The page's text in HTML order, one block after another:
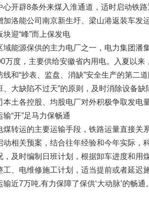
心开辟8条外来煤入淮通道，适时启动铁
加洛能公司南京新生圩、梁山港返装车发
块迎“峰”而上保发电
域能源保供的主力电厂之一，电力集团潘
万度，主要供给安徽省内用电。入夏以来
线和“抄表、监盘、消缺”安全生产的第二
、大缺陷不过天”的原则，及时消除设备
本土各控股、均股电厂对外积极争取发
输“开”足马力保畅通
煤转运的主要运输手段，铁路运量直接关
动相关预案，结合往年经验和今年实际
，及时编制日班计划，根据卸车进度和用
工、电维修施工计划，适当提前或者延迟
输近7万吨,有力保障了保供‘大动脉’的畅